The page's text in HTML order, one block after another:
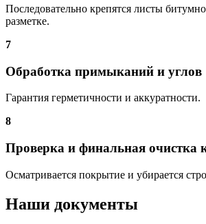
Последовательно крепятся листы
разметке.
7
Обработка примыканий и углов
Гарантия герметичности и аккуратности.
8
Проверка и финальная очистка
Осматривается покрытие и убирается
Наши документы